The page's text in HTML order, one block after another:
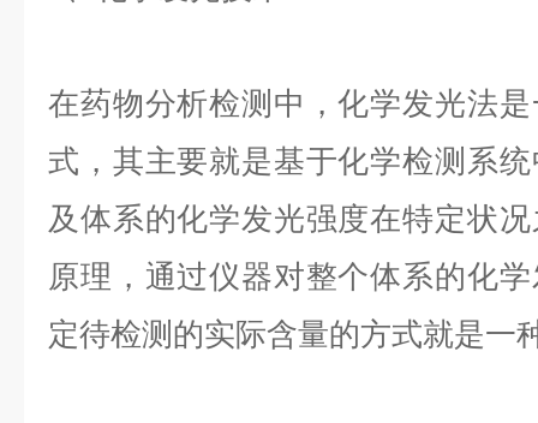
在药物分析检测中，化学发光法
式，其主要就是基于化学检测系
及体系的化学发光强度在特定状
原理，通过仪器对整个体系的化
定待检测的实际含量的方式就是一